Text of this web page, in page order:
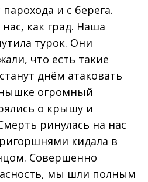
и с берега.
как град. Наша
турок. Они
что есть такие
днём атаковать
огромный
о крышу и
ринулась на нас
кидала в
Совершенно
мы шли полным